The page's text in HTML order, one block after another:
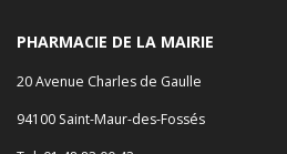
PHARMACIE DE LA MAIRIE
20 Avenue Charles de Gaulle
94100 Saint-Maur-des-Fossés